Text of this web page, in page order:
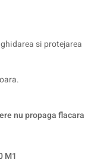
si protejarea
nu propaga flacara
M1